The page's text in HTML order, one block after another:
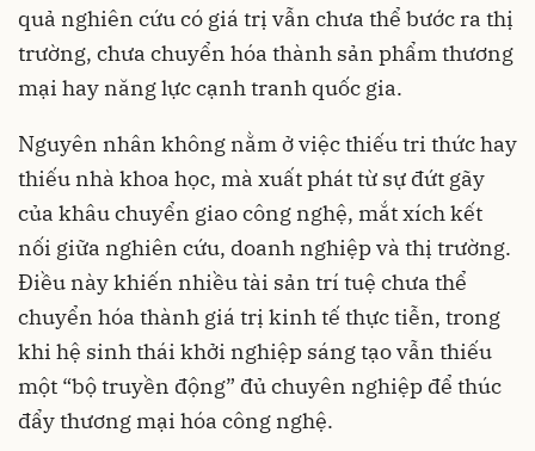
quả nghiên cứu có giá trị vẫn chưa thể bước ra thị
trường, chưa chuyển hóa thành sản phẩm thương
mại hay năng lực cạnh tranh quốc gia.
Nguyên nhân không nằm ở việc thiếu tri thức hay
thiếu nhà khoa học, mà xuất phát từ sự đứt gãy
của khâu chuyển giao công nghệ, mắt xích kết
nối giữa nghiên cứu, doanh nghiệp và thị trường.
Điều này khiến nhiều tài sản trí tuệ chưa thể
chuyển hóa thành giá trị kinh tế thực tiễn, trong
khi hệ sinh thái khởi nghiệp sáng tạo vẫn thiếu
một “bộ truyền động” đủ chuyên nghiệp để thúc
đẩy thương mại hóa công nghệ.